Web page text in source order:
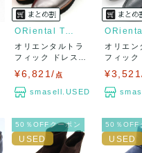
ORiental Traffic
オリエンタルトラ
フィック ドレスシ
¥6,821/ 点
smasell.USED
オリエン
フィック
50％OFFクーポン 50％OFF